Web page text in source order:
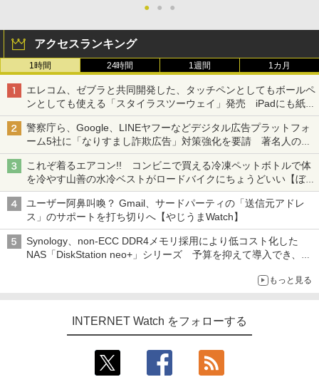
● ● ●
アクセスランキング
1時間 24時間 1週間 1カ月
エレコム、ゼブラと共同開発した、タッチペンとしてもボールペ
ンとしても使える「スタイラスツーウェイ」発売 iPadにも紙に
も、持ち替えずに書き込める
警察庁ら、Google、LINEヤフーなどデジタル広告プラットフォ
ーム5社に「なりすまし詐欺広告」対策強化を要請 著名人の写
真や映像を使った投資詐欺などへの対策として
これぞ着るエアコン!! コンビニで買える冷凍ペットボトルで体
を冷やす山善の水冷ベストがロードバイクにちょうどいい【ぼっ
ち・ざ・ろーど！その14】【空いた時間でなにしてる？】
ユーザー阿鼻叫喚？ Gmail、サードパーティの「送信元アドレ
ス」のサポートを打ち切りへ【やじうまWatch】
Synology、non-ECC DDR4メモリ採用により低コスト化した
NAS「DiskStation neo+」シリーズ 予算を抑えて導入でき、
もっと見る
INTERNET Watch をフォローする